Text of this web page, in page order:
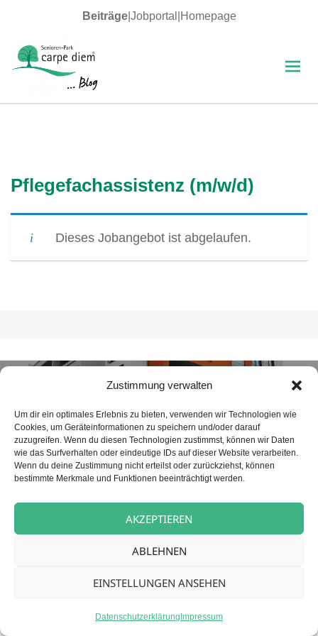
Zustimmung verwalten
Um dir ein optimales Erlebnis zu bieten, verwenden wir Technologien wie
Cookies, um Geräteinformationen zu speichern und/oder darauf
zuzugreifen. Wenn du diesen Technologien zustimmst, können wir Daten
wie das Surfverhalten oder eindeutige IDs auf dieser Website verarbeiten.
Wenn du deine Zustimmung nicht erteilst oder zurückziehst, können
bestimmte Merkmale und Funktionen beeinträchtigt werden.
AKZEPTIEREN
ABLEHNEN
EINSTELLUNGEN ANSEHEN
Datenschutzerklärung Impressum
Beiträge| Jobportal Homepage
Pflegefachassistenz (m/w/d)
Dieses Jobangebot ist abgelaufen.
Beitragsnavigation
Beitrag:
Betreuungskraft (m/w/d) für unsere
Tagespflege
Datenschutz Stolz präsentiert von WordPress